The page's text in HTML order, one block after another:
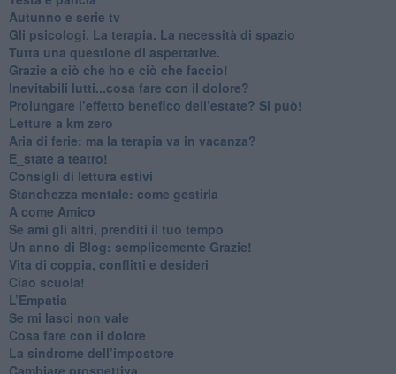
​Autunno e serie tv
​Gli psicologi. La terapia. La necessità di spazio
​Tutta una questione di aspettative.
​Grazie a ciò che ho e ciò che faccio!
​Inevitabili lutti...cosa fare con il dolore?
Prolungare l’effetto benefico dell’estate? Si può!
​Letture a km zero
​Aria di ferie: ma la terapia va in vacanza?
​E_state a teatro!
​Consigli di lettura estivi
​Stanchezza mentale: come gestirla
​A come Amico
​Se ami gli altri, prenditi il tuo tempo
​Un anno di Blog: semplicemente Grazie!
​Vita di coppia, conflitti e desideri
​Ciao scuola!
​L’Empatia
​Se mi lasci non vale
Cosa fare con il dolore
​La sindrome dell’impostore
​Cambiare prospettiva